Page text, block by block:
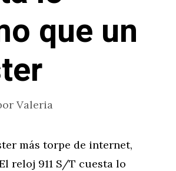
que un
Valeria
más torpe de internet,
reloj 911 S/T cuesta lo